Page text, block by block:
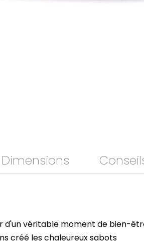
Dimensions
d'un véritable moment de bien-
créé les chaleureux sabots